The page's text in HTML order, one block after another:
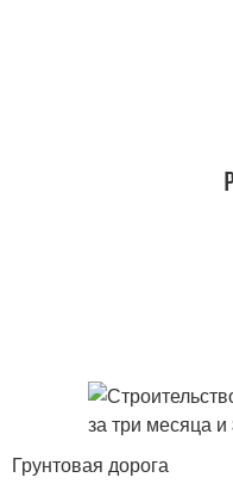
Грунтовая дорога